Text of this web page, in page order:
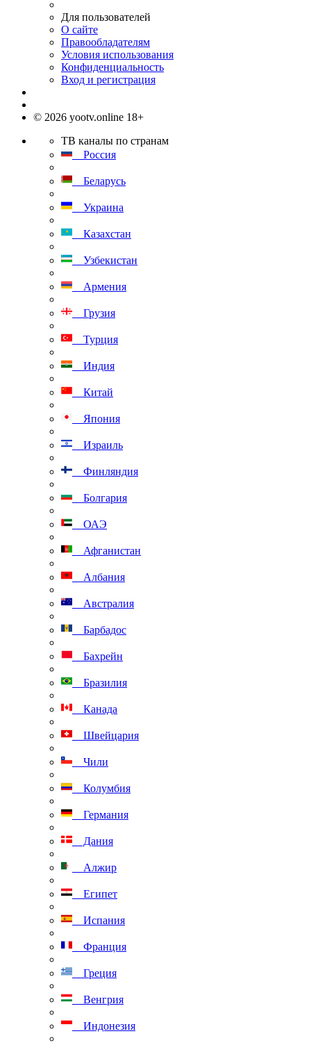
Для пользователей
О сайте
Правообладателям
Условия использования
Конфиденциальность
Вход и регистрация
© 2026 yootv.online 18+
ТВ каналы по странам
Россия
Беларусь
Украина
Казахстан
Узбекистан
Армения
Грузия
Турция
Индия
Китай
Япония
Израиль
Финляндия
Болгария
ОАЭ
Афганистан
Албания
Австралия
Барбадос
Бахрейн
Бразилия
Канада
Швейцария
Чили
Колумбия
Германия
Дания
Алжир
Египет
Испания
Франция
Греция
Венгрия
Индонезия